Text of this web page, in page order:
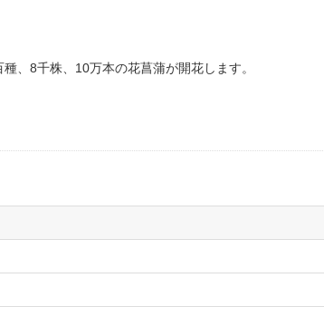
、8千株、10万本の花菖蒲が開花します。